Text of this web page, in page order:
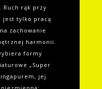
Ruch rąk przy
jest tylko pracą
zachowanie
harmonii.
formy
„Super
jej